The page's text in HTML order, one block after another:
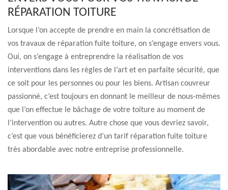
RÉPARATION TOITURE
Lorsque l’on accepte de prendre en main la concrétisation de
vos travaux de réparation fuite toiture, on s’engage envers vous.
Oui, on s’engage à entreprendre la réalisation de vos
interventions dans les règles de l’art et en parfaite sécurité, que
ce soit pour les personnes ou pour les biens. Artisan couvreur
passionné, c’est toujours en donnant le meilleur de nous-mêmes
que l’on effectue le bâchage de votre toiture au moment de
l’intervention ou autres. Autre chose que vous devriez savoir,
c’est que vous bénéficierez d’un tarif réparation fuite toiture
très abordable avec notre entreprise professionnelle.